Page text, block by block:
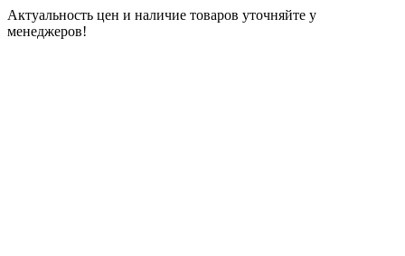
Актуальность цен и наличие товаров уточняйте у
менеджеров!